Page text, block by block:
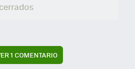
1 COMENTARIO